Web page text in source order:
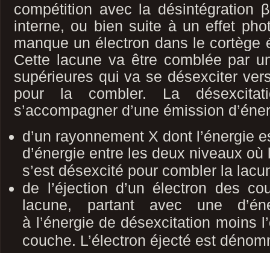
compétition avec la désintégration β
interne, ou bien suite à un effet
manque un électron dans le cortège
Cette lacune va être comblée par
supérieures qui va se désexciter
pour la combler. La
s’accompagner d’une émission
d’un rayonnement X dont l’énergie
d’énergie entre les deux niveaux où
s’est désexcité pour combler la
de l’éjection d’un électron des
lacune, partant avec une
à l’énergie de désexcitation moins
couche. L’électron éjecté est